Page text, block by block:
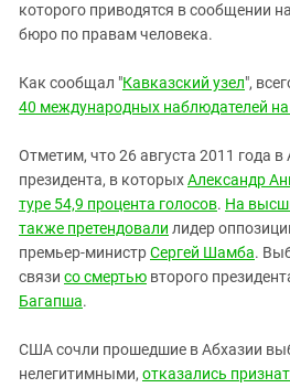
которого приводятся в сообщении
бюро по правам человека.
Как сообщал "Кавказский узел",
40 международных наблюдателей
Отметим, что 26 августа 2011 года
президента, в которыхАлександр
туре 54,9 процента голосов. На
также претендовали лидер
премьер-министрСергей Шамба.
связи со смертью второго
Багапша.
США сочли прошедшие в Абхазии
нелегитимными, отказались